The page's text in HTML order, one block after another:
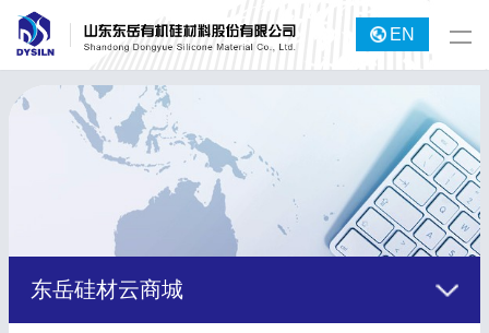
EN
东岳硅材云商城